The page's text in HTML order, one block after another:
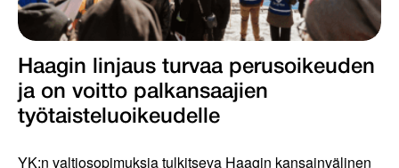
Haagin linjaus turvaa perusoikeuden
ja on voitto palkansaajien
työtaisteluoikeudelle
YK:n valtiosopimuksia tulkitseva Haagin kansainvälinen